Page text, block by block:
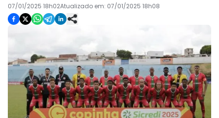
07/01/2025 18h02Atualizado em: 07/01/2025 18h08